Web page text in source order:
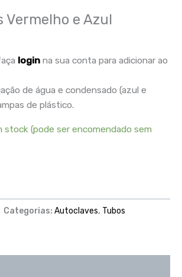
Vermelho e Azul
login na sua conta para adicionar ao
de água e condensado (azul e
de plástico.
stock (pode ser encomendado sem
Categorias: Autoclaves, Tubos